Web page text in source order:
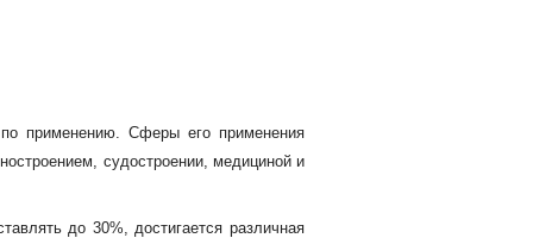
применению. Сферы его применения
судостроении, медициной и
до 30%, достигается различная